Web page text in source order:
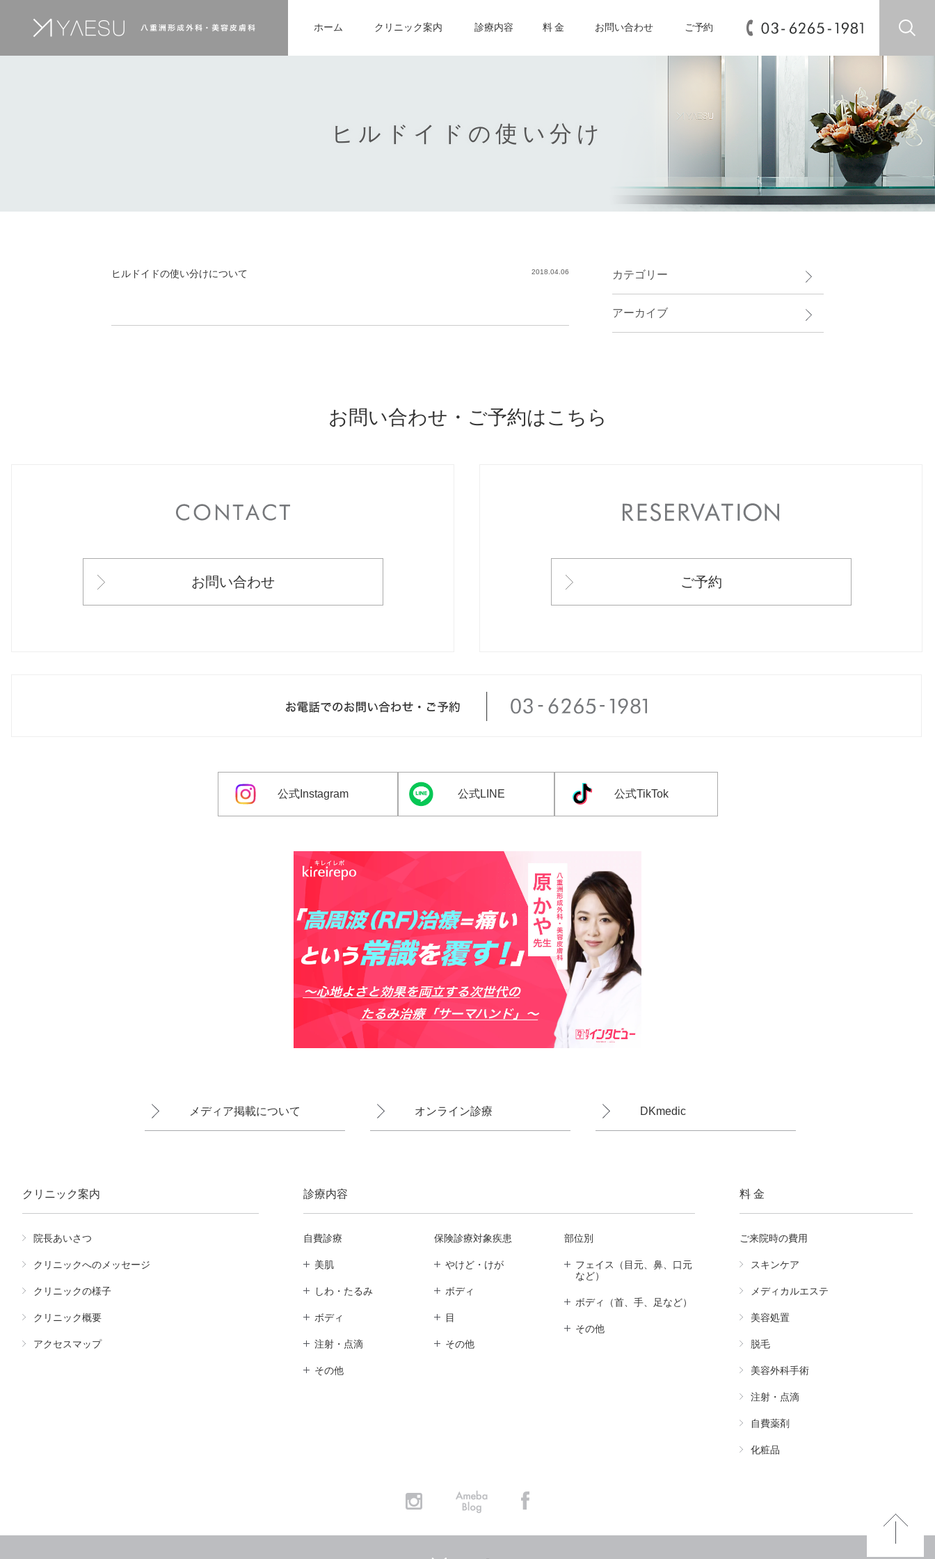
ホーム クリニック案内 診療内容 料 金 お問い合わせ ご予約
ヒルドイドの使い分け
カテゴリー
アーカイブ
ヒルドイドの使い分けについて 2018.04.06
お問い合わせ・ご予約はこちら
お問い合わせ ご予約
公式Instagram 公式LINE 公式TikTok
メディア掲載について オンライン診療 DKmedic
クリニック案内
院長あいさつ
クリニックへのメッセージ
クリニックの様子
クリニック概要
アクセスマップ
診療内容
自費診療
美肌
しわ・たるみ
ボディ
注射・点滴
その他
保険診療対象疾患
やけど・けが
ボディ
目
その他
部位別
フェイス（目元、鼻、口元
など）
ボディ（首、手、足など）
その他
料 金
ご来院時の費用
スキンケア
メディカルエステ
美容処置
脱毛
美容外科手術
注射・点滴
自費薬剤
化粧品